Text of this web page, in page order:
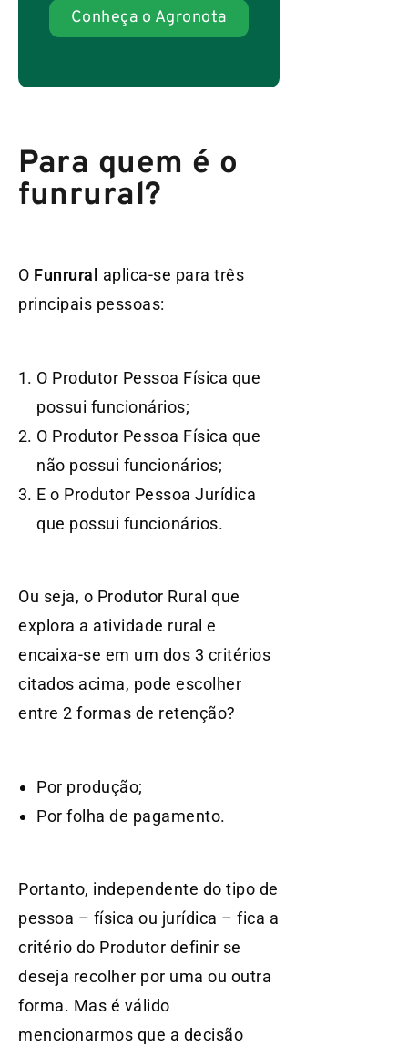
Conheça o Agronota
Para quem é o
funrural?
O Funrural
aplica-se para três
principais pessoas:
O Produtor Pessoa Física que
possui funcionários;
O Produtor Pessoa Física que
não possui funcionários;
E o Produtor Pessoa Jurídica
que possui funcionários.
Ou seja, o Produtor Rural que
explora a atividade rural e
encaixa-se em um dos 3 critérios
citados acima, pode escolher
entre 2 formas de retenção?
Por produção;
Por folha de pagamento.
Portanto, independente do tipo de
pessoa – física ou jurídica – fica a
critério do Produtor definir se
deseja recolher por uma ou outra
forma. Mas é válido
mencionarmos que a decisão